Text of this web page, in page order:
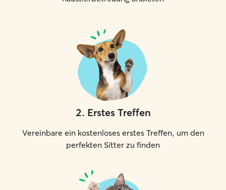
2. Erstes Treffen
Vereinbare ein kostenloses erstes Treffen, um den
perfekten Sitter zu finden